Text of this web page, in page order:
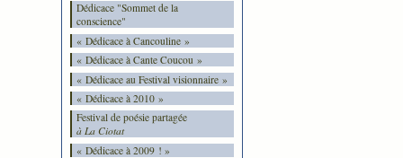
Dédicace "Sommet de la
conscience"
« Dédicace à Cancouline »
« Dédicace à Cante Coucou »
« Dédicace au Festival visionnaire »
« Dédicace à 2010 »
Festival de poésie partagée
à La Ciotat
« Dédicace à 2009 ! »